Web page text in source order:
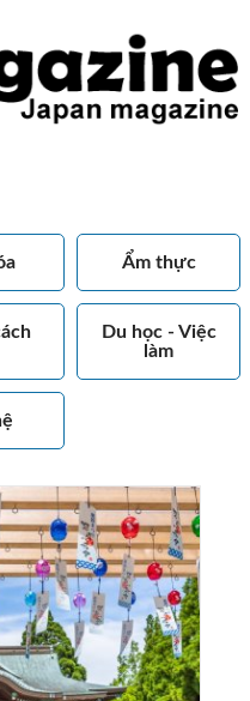
Ẩm thực
Du học - Việc
làm